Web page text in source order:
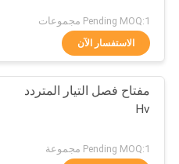
عرض
الواقع
الافتراضي
متحرّك
23
Pending MOQ:1 مجموعات
الاستفسار الآن
مفتاح فصل التيار المتردد
Hv
Pending MOQ:1 مجموعة